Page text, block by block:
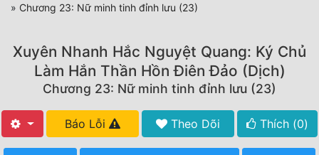
Truyện Mới Ra
Hoàn Thành
» Chương 23: Nữ minh tinh đỉnh lưu (23)
Xuyên Nhanh Hắc Nguyệt Quang: Ký Chủ
Làm Hắn Thần Hồn Điên Đảo (Dịch)
Chương 23: Nữ minh tinh đỉnh lưu (23)
Báo Lỗi Theo Dõi Thích (0)